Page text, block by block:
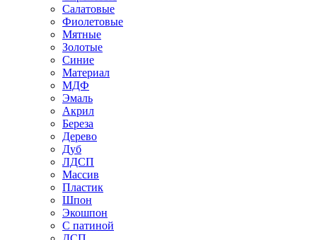
Салатовые
Фиолетовые
Мятные
Золотые
Синие
Материал
МДФ
Эмаль
Акрил
Береза
Дерево
Дуб
ЛДСП
Массив
Пластик
Шпон
Экошпон
С патиной